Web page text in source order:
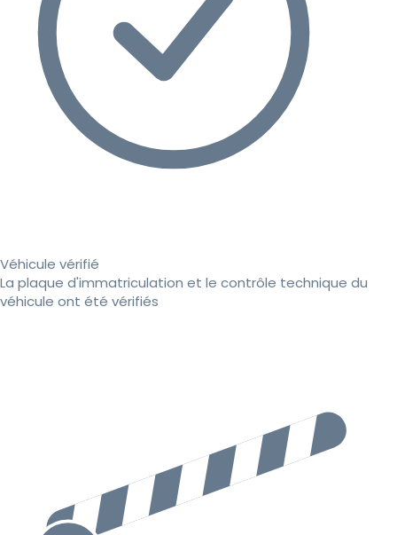
Véhicule vérifié
La plaque d'immatriculation et le contrôle technique du
véhicule ont été vérifiés